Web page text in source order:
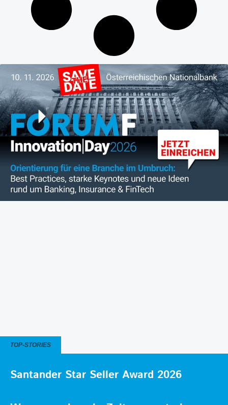
TOP-STORIES
Santander Star Seller Award 2026